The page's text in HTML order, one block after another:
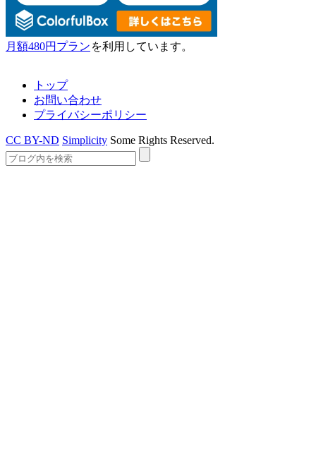
月額480円プラン を利用しています。
トップ
お問い合わせ
プライバシーポリシー
CC BY-ND Simplicity Some Rights Reserved.